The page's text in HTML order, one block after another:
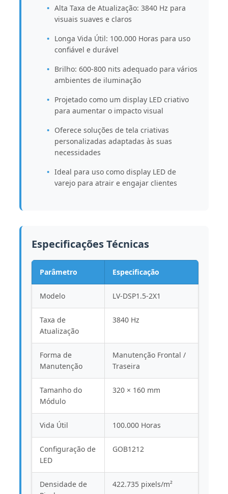
Alta Taxa de Atualização: 3840 Hz para
visuais suaves e claros
Longa Vida Útil: 100.000 Horas para uso
confiável e durável
Brilho: 600-800 nits adequado para vários
ambientes de iluminação
Projetado como um display LED criativo
para aumentar o impacto visual
Oferece soluções de tela criativas
personalizadas adaptadas às suas
necessidades
Ideal para uso como display LED de
varejo para atrair e engajar clientes
Especificações Técnicas
Parâmetro Especificação
Modelo LV-DSP1.5-2X1
Taxa de
Atualização
3840 Hz
Forma de
Manutenção
Manutenção Frontal /
Traseira
Tamanho do
Módulo
320 × 160 mm
Vida Útil 100.000 Horas
Configuração de
LED
GOB1212
Densidade de
422.735 pixels/m²